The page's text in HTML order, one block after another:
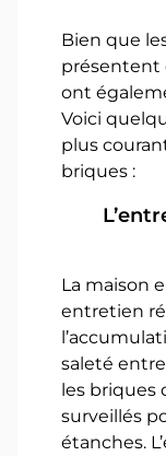
Bien que
présentent
ont
Voici
plus
briques :
La maison
entretien
saleté
les briques
surveillés
étanches.